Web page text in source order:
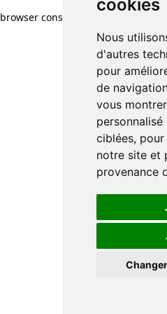
cookies
Nous
d'autres
pour
de
vous
ciblées,
notre site et
provenance
browser console for more